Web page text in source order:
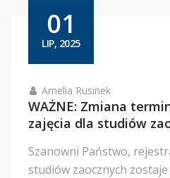
01
LIP, 2025
Amelia Rusinek
WAŻNE: Zmiana
zajęcia dla studiów
Szanowni Państwo,
studiów zaocznych